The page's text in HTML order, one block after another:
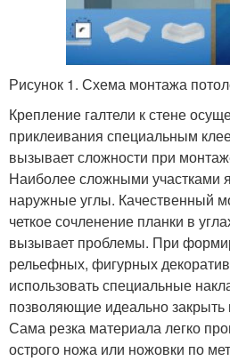
Рисунок 1. Схема монтажа
Крепление галтели к стене
приклеивания специальным
вызывает сложности при
Наиболее сложными участками
наружные углы. Качественный
четкое сочленение планки в
вызывает проблемы. При
рельефных, фигурных
использовать специальные
позволяющие идеально закрыть
Сама резка материала легко
острого ножа или ножовки по